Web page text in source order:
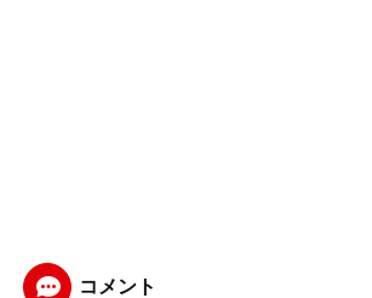
コメント